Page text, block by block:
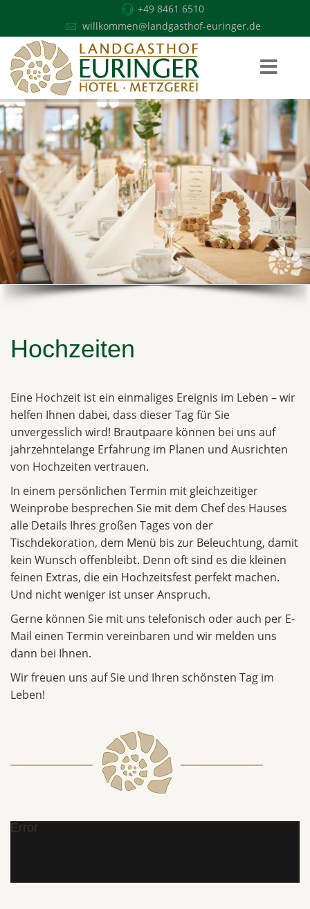
+49 8461 6510
willkommen@landgasthof-euringer.de
Hochzeiten
Eine Hochzeit ist ein einmaliges Ereignis im Leben – wir
helfen Ihnen dabei, dass dieser Tag für Sie
unvergesslich wird! Brautpaare können bei uns auf
jahrzehntelange Erfahrung im Planen und Ausrichten
von Hochzeiten vertrauen.
In einem persönlichen Termin mit gleichzeitiger
Weinprobe besprechen Sie mit dem Chef des Hauses
alle Details Ihres großen Tages von der
Tischdekoration, dem Menü bis zur Beleuchtung, damit
kein Wunsch offenbleibt. Denn oft sind es die kleinen
feinen Extras, die ein Hochzeitsfest perfekt machen.
Und nicht weniger ist unser Anspruch.
Gerne können Sie mit uns telefonisch oder auch per E-
Mail einen Termin vereinbaren und wir melden uns
dann bei Ihnen.
Wir freuen uns auf Sie und Ihren schönsten Tag im
Leben!
Error